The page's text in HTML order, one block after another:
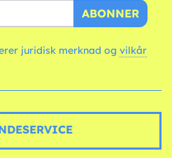
ABONNER
juridisk merknad og vilkår